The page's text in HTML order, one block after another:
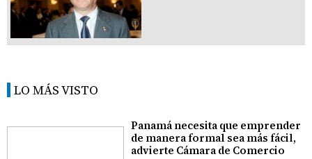
LO MÁS VISTO
Panamá necesita que emprender
de manera formal sea más fácil,
advierte Cámara de Comercio